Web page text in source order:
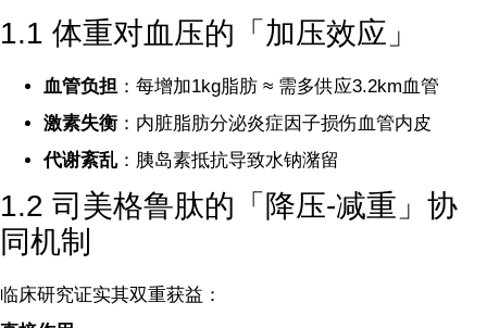
1.1 体重对血压的「加压效应」
血管负担 ：每增加1kg脂肪 ≈ 需多供应3.2km血管
激素失衡：内脏脂肪分泌炎症因子损伤血管内皮
代谢紊乱：胰岛素抵抗导致水钠潴留
1.2 司美格鲁肽的「降压-减重」协
同机制
临床研究证实其双重获益：